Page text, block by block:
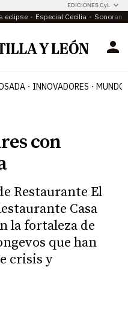
EDICIONES CyL
eclipse Especial Cecilia
INNOVADORES MUNDO
con
Restaurante El
Casa
la fortaleza de
que han
crisis y